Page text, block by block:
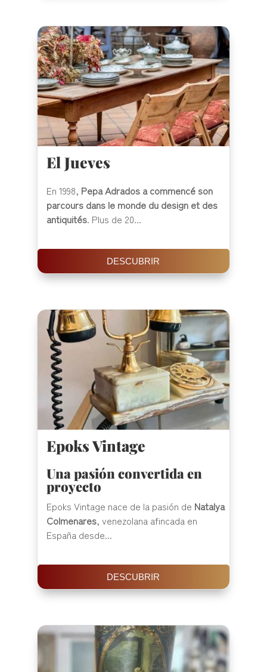
El Jueves
En 1998, Pepa Adrados a commencé son
parcours dans le monde du design et des
antiquités. Plus de 20...
DESCUBRIR
Epoks Vintage
Una pasión convertida en
proyecto
Epoks Vintage nace de la pasión de Natalya
Colmenares, venezolana afincada en
España desde...
DESCUBRIR